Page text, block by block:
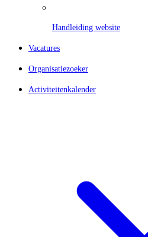
Handleiding website
Vacatures
Organisatiezoeker
Activiteitenkalender